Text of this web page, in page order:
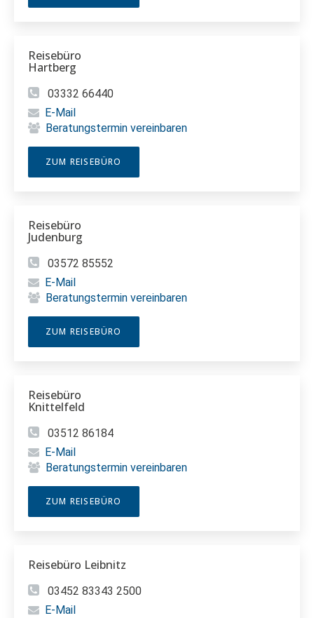
Reisebüro
Hartberg
03332 66440
E-Mail
Beratungstermin vereinbaren
ZUM REISEBÜRO
Reisebüro
Judenburg
03572 85552
E-Mail
Beratungstermin vereinbaren
ZUM REISEBÜRO
Reisebüro
Knittelfeld
03512 86184
E-Mail
Beratungstermin vereinbaren
ZUM REISEBÜRO
Reisebüro Leibnitz
03452 83343 2500
E-Mail